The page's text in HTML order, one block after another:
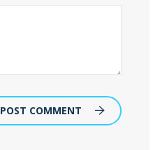
POST COMMENT